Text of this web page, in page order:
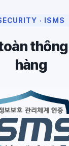
· ISMS
hàng